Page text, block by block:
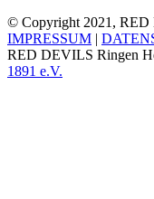
© Copyright 2021, RED
IMPRESSUM |
RED DEVILS Ringen
1891 e.V.